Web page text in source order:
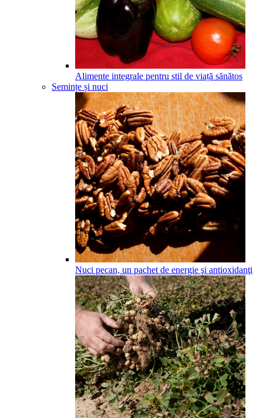
Alimente integrale pentru stil de viață sănătos
Semințe și nuci
Nuci pecan, un pachet de energie şi antioxidanţi